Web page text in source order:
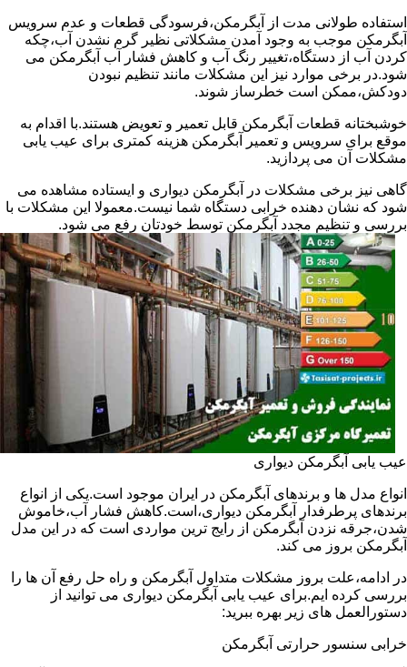
استفاده طولانی مدت از آبگرمکن،فرسودگی قطعات و عدم سرویس
آبگرمکن موجب به وجود آمدن مشکلاتی نظیر گرم نشدن آب،چکه
کردن آب از دستگاه،تغییر رنگ آب و کاهش فشار آب آبگرمکن می
شود.در برخی موارد نیز این مشکلات مانند تنظیم نبودن
دودکش،ممکن است خطرساز شوند.
خوشبختانه قطعات آبگرمکن قابل تعمیر و تعویض هستند.با اقدام به
موقع برای سرویس و تعمیر آبگرمکن هزینه کمتری برای عیب یابی
مشکلات آن می پردازید.
گاهی نیز برخی مشکلات در آبگرمکن دیواری و ایستاده مشاهده می
شود که نشان دهنده خرابی دستگاه شما نیست.معمولا این مشکلات با
بررسی و تنظیم مجدد آبگرمکن توسط خودتان رفع می شود.
عیب یابی آبگرمکن دیواری
انواع مدل ها و برندهای آبگرمکن در ایران موجود است.یکی از انواع
برندهای پرطرفدار آبگرمکن دیواری،است.کاهش فشار آب،خاموش
شدن،جرقه نزدن آبگرمکن از رایج ترین مواردی است که در این مدل
آبگرمکن بروز می کند.
در ادامه،علت بروز مشکلات متداول آبگرمکن و راه حل رفع آن ها را
بررسی کرده ایم.برای عیب یابی آبگرمکن دیواری می توانید از
دستورالعمل های زیر بهره ببرید:
خرابی سنسور حرارتی آبگرمکن